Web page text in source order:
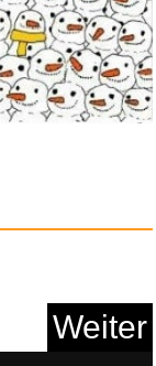
Weiter